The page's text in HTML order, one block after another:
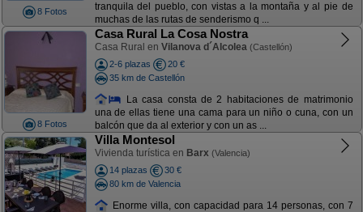
8 Fotos
tranquila del pueblo, con vistas a la montaña y al pie de
muchas de las rutas de senderismo q ...
8 Fotos
Casa Rural La Cosa Nostra
Casa Rural en Vilanova d´Alcolea (Castellón)
2-6 plazas
20 €
35 km de Castellón
La casa consta de 2 habitaciones de matrimonio
una de ellas tiene una cama para un niño o cuna, con un
balcón que da al exterior y con un as ...
Villa Montesol
Vivienda turística en Barx (Valencia)
14 plazas
30 €
80 km de Valencia
Enorme villa, con capacidad para 14 personas, con 7